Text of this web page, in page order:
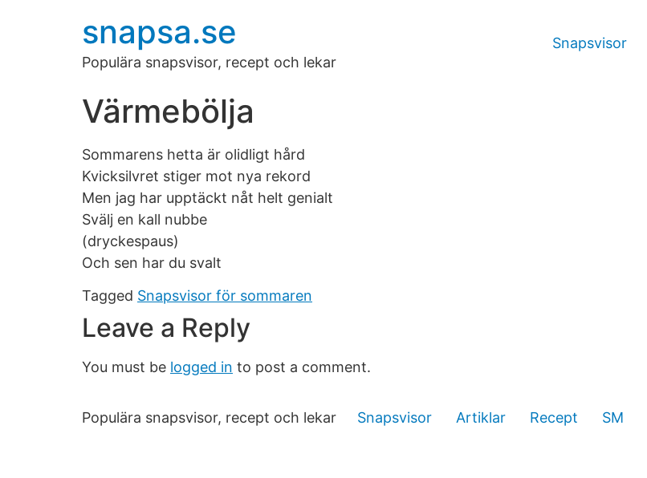
snapsa.se
Populära snapsvisor, recept och lekar
Snapsvisor
Värmebölja
Sommarens hetta är olidligt hård
Kvicksilvret stiger mot nya rekord
Men jag har upptäckt nåt helt genialt
Svälj en kall nubbe
(dryckespaus)
Och sen har du svalt
Tagged Snapsvisor för sommaren
Leave a Reply
You must be logged in to post a comment.
Populära snapsvisor, recept och lekar Snapsvisor Artiklar Recept SM